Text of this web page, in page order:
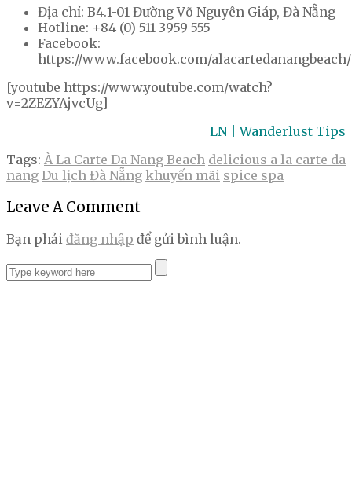
Địa chỉ: B4.1-01 Đường Võ Nguyên Giáp, Đà Nẵng
Hotline: +84 (0) 511 3959 555
Facebook:
https://www.facebook.com/alacartedanangbeach/
[youtube https://www.youtube.com/watch?
v=2ZEZYAjvcUg]
LN | Wanderlust Tips
Tags: À La Carte Da Nang Beach delicious a la carte da
nang Du lịch Đà Nẵng khuyến mãi spice spa
Leave A Comment
Bạn phải đăng nhập để gửi bình luận.